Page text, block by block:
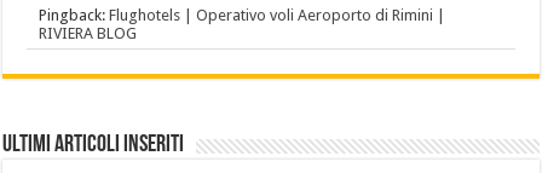
Pingback:Flughotels | Operativo voli Aeroporto di Rimini |
RIVIERA BLOG
Ultimi Articoli Inseriti